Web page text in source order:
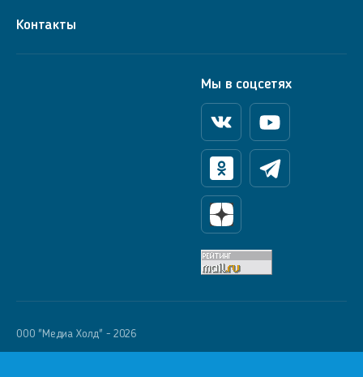
Контакты
Мы в соцсетях
ВконтактеYoutube
ОдноклассникиТелеграм
Яндекс Дзен
OOO "Медиа Холд" - 2026